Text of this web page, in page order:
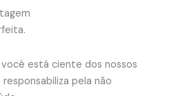
está ciente dos nossos
pela não